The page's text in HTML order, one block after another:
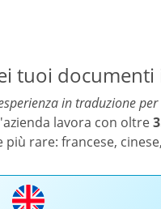
tuoi
in traduzione
lavora con oltre
più rare: francese,